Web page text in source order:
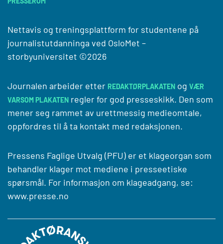
Nettavis og treningsplattform for studentene på
journalistutdanninga ved OsloMet –
storbyuniversitet ©2026
Journalen arbeider etter REDAKTØRPLAKATEN og VÆR
VARSOM PLAKATEN regler for god presseskikk. Den som
mener seg rammet av urettmessig medieomtale,
oppfordres til å ta kontakt med redaksjonen.
Pressens Faglige Utvalg (PFU) er et klageorgan som
behandler klager mot mediene i presseetiske
spørsmål. For informasjon om klageadgang, se:
www.presse.no